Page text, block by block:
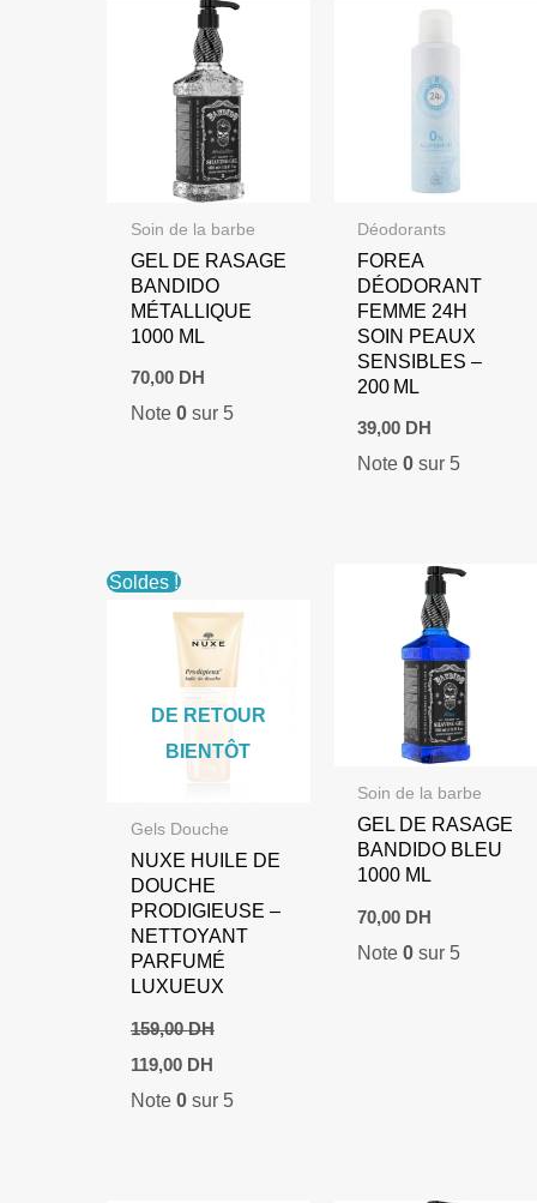
Soin de la barbe
GEL DE RASAGE
BANDIDO
MÉTALLIQUE
1000 ML
70,00 DH
Note 0sur 5
Déodorants
FOREA
DÉODORANT
FEMME 24H
SOIN PEAUX
SENSIBLES –
200 ML
39,00 DH
Note0 sur 5
Soldes !
DE RETOUR
BIENTÔT
Gels Douche
NUXE HUILE DE
DOUCHE
PRODIGIEUSE –
NETTOYANT
PARFUMÉ
LUXUEUX
159,00DH
Le
prix
initial
119,00 DHLe
actuel
Note 0sur 5
Soin de la barbe
GEL DE RASAGE
BANDIDO BLEU
1000 ML
70,00 DH
Note0 sur 5